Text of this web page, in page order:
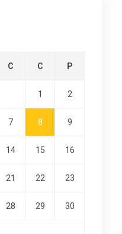
C C P
1 2
7 8 9
14 15 16
21 22 23
28 29 30